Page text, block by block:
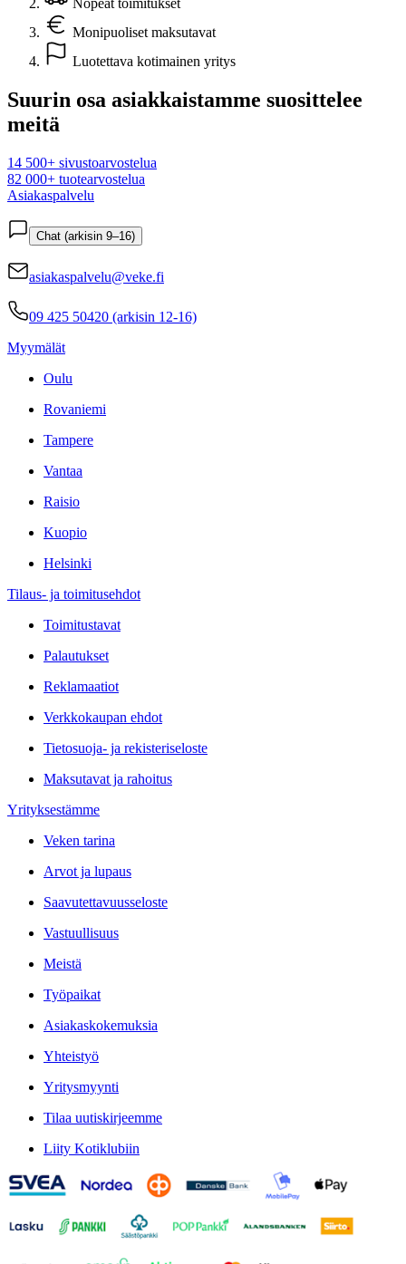
Nopeat toimitukset
Monipuoliset maksutavat
Luotettava kotimainen yritys
Suurin osa asiakkaistamme suosittelee
meitä
14 500+ sivustoarvostelua
82 000+ tuotearvostelua
Asiakaspalvelu
Chat (arkisin 9–16)
asiakaspalvelu@veke.fi
09 425 50420 (arkisin 12-16)
Myymälät
Oulu
Rovaniemi
Tampere
Vantaa
Raisio
Kuopio
Helsinki
Tilaus- ja toimitusehdot
Toimitustavat
Palautukset
Reklamaatiot
Verkkokaupan ehdot
Tietosuoja- ja rekisteriseloste
Maksutavat ja rahoitus
Yrityksestämme
Veken tarina
Arvot ja lupaus
Saavutettavuusseloste
Vastuullisuus
Meistä
Työpaikat
Asiakaskokemuksia
Yhteistyö
Yritysmyynti
Tilaa uutiskirjeemme
Liity Kotiklubiin